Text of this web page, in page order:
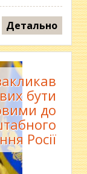
Детально
бути
до
Росії